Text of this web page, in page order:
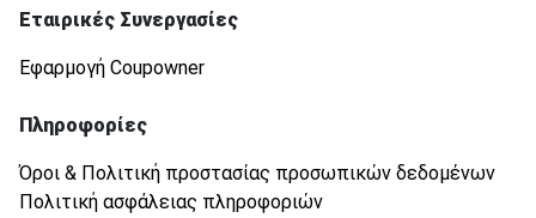
Εταιρικές Συνεργασίες
Εφαρμογή Coupowner
Πληροφορίες
Όροι & Πολιτική προστασίας προσωπικών δεδομένων
Πολιτική ασφάλειας πληροφοριών